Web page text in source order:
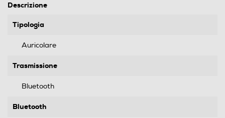
Descrizione
Tipologia
Auricolare
Trasmissione
Bluetooth
Bluetooth